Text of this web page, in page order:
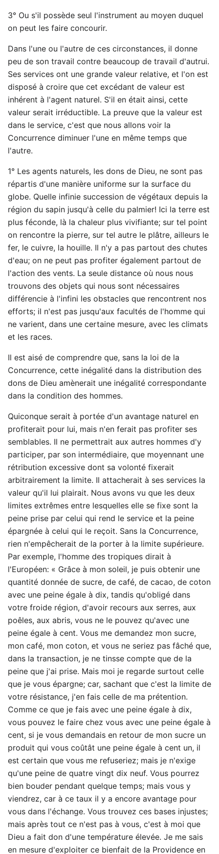
3° Ou s'il possède seul l'instrument au moyen duquel
on peut les faire concourir.
Dans l'une ou l'autre de ces circonstances, il donne
peu de son travail contre beaucoup de travail d'autrui.
Ses services ont une grande valeur relative, et l'on est
disposé à croire que cet excédant de valeur est
inhérent à l'agent naturel. S'il en était ainsi, cette
valeur serait irréductible. La preuve que la valeur est
dans le service, c'est que nous allons voir la
Concurrence diminuer l'une en même temps que
l'autre.
1° Les agents naturels, les dons de Dieu, ne sont pas
répartis d'une manière uniforme sur la surface du
globe. Quelle infinie succession de végétaux depuis la
région du sapin jusqu'à celle du palmier! Ici la terre est
plus féconde, là la chaleur plus vivifiante; sur tel point
on rencontre la pierre, sur tel autre le plâtre, ailleurs le
fer, le cuivre, la houille. Il n'y a pas partout des chutes
d'eau; on ne peut pas profiter également partout de
l'action des vents. La seule distance où nous nous
trouvons des objets qui nous sont nécessaires
différencie à l'infini les obstacles que rencontrent nos
efforts; il n'est pas jusqu'aux facultés de l'homme qui
ne varient, dans une certaine mesure, avec les climats
et les races.
Il est aisé de comprendre que, sans la loi de la
Concurrence, cette inégalité dans la distribution des
dons de Dieu amènerait une inégalité correspondante
dans la condition des hommes.
Quiconque serait à portée d'un avantage naturel en
profiterait pour lui, mais n'en ferait pas profiter ses
semblables. Il ne permettrait aux autres hommes d'y
participer, par son intermédiaire, que moyennant une
rétribution excessive dont sa volonté fixerait
arbitrairement la limite. Il attacherait à ses services la
valeur qu'il lui plairait. Nous avons vu que les deux
limites extrêmes entre lesquelles elle se fixe sont la
peine prise par celui qui rend le service et la peine
épargnée à celui qui le reçoit. Sans la Concurrence,
rien n'empêcherait de la porter à la limite supérieure.
Par exemple, l'homme des tropiques dirait à
l'Européen: « Grâce à mon soleil, je puis obtenir une
quantité donnée de sucre, de café, de cacao, de coton
avec une peine égale à dix, tandis qu'obligé dans
votre froide région, d'avoir recours aux serres, aux
poêles, aux abris, vous ne le pouvez qu'avec une
peine égale à cent. Vous me demandez mon sucre,
mon café, mon coton, et vous ne seriez pas fâché que,
dans la transaction, je ne tinsse compte que de la
peine que j'ai prise. Mais moi je regarde surtout celle
que je vous épargne; car, sachant que c'est la limite de
votre résistance, j'en fais celle de ma prétention.
Comme ce que je fais avec une peine égale à dix,
vous pouvez le faire chez vous avec une peine égale à
cent, si je vous demandais en retour de mon sucre un
produit qui vous coûtât une peine égale à cent un, il
est certain que vous me refuseriez; mais je n'exige
qu'une peine de quatre vingt dix neuf. Vous pourrez
bien bouder pendant quelque temps; mais vous y
viendrez, car à ce taux il y a encore avantage pour
vous dans l'échange. Vous trouvez ces bases injustes;
mais après tout ce n'est pas à vous, c'est à moi que
Dieu a fait don d'une température élevée. Je me sais
en mesure d'exploiter ce bienfait de la Providence en